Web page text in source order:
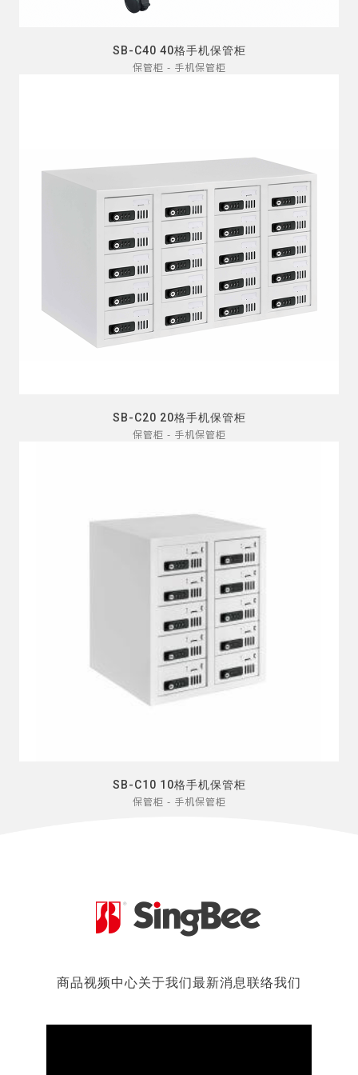
SB-C40 40格手机保管柜
保管柜 - 手机保管柜
SB-C20 20格手机保管柜
保管柜 - 手机保管柜
SB-C10 10格手机保管柜
保管柜 - 手机保管柜
商品视频中心关于我们最新消息联络我们